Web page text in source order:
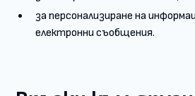
за персонализиране на
електронни съобщения.